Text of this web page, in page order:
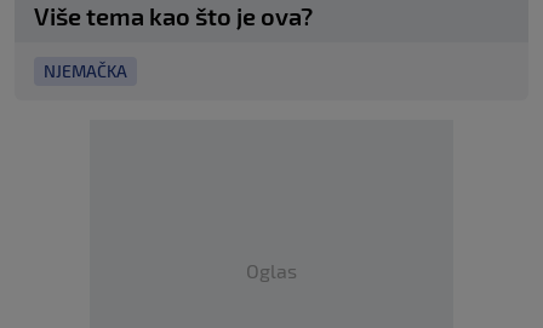
Više tema kao što je ova?
NJEMAČKA
Oglas